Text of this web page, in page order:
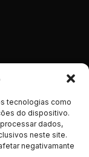
tecnologias como
do dispositivo.
dados,
neste site.
negativamante